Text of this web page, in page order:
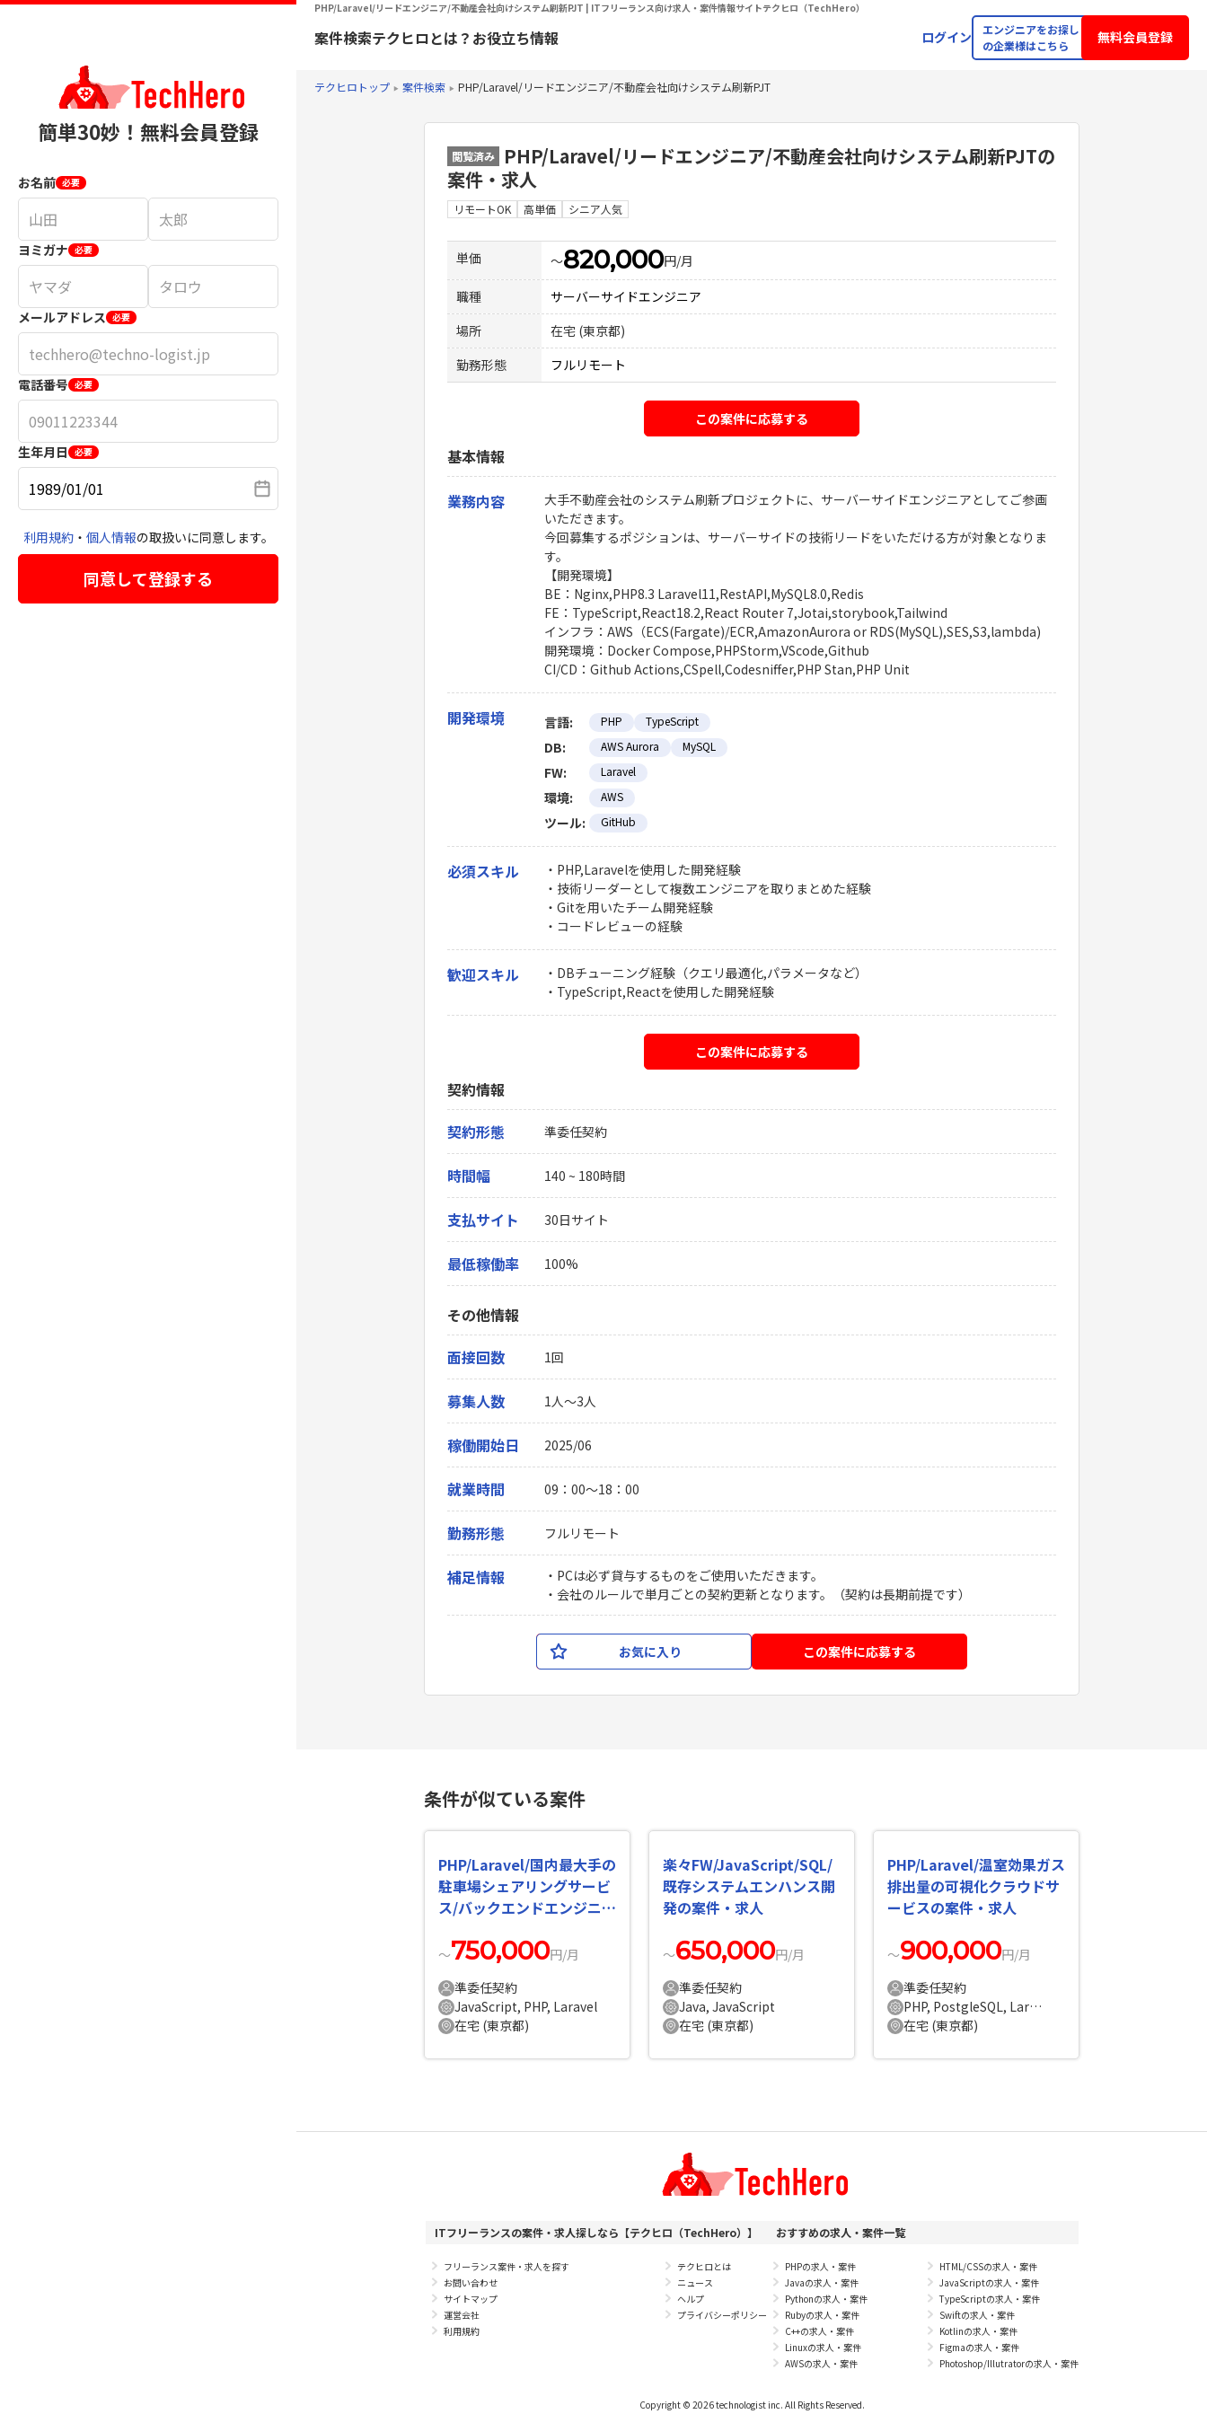
簡単30妙！無料会員登録
お名前 必要
ヨミガナ 必要
メールアドレス 必要
電話番号 必要
生年月日 必要
利用規約・ 個人情報の取扱いに同意します。
同意して登録する
PHP/Laravel/リードエンジニア/不動産会社向けシステム刷新PJT | ITフリーランス向け求人・案件情報サイトテクヒロ（TechHero）
案件検索テクヒロとは？ お役立ち情報 ログイン
エンジニアをお探し
の企業様はこちら
無料会員登録
テクヒロトップ 案件検索 PHP/Laravel/リードエンジニア/不動産会社向けシステム刷新PJT
閲覧済み PHP/Laravel/リードエンジニア/不動産会社向けシステム刷新PJTの
案件・求人
リモートOK 高単価 シニア人気
単価 〜820,000円/月
職種
サーバーサイドエンジニア
場所
在宅 (東京都)
勤務形態
フルリモート
この案件に応募する
基本情報
業務内容
大手不動産会社のシステム刷新プロジェクトに、サーバーサイドエンジニアとしてご参画
いただきます。
今回募集するポジションは、サーバーサイドの技術リードをいただける方が対象となりま
す。
【開発環境】
BE：Nginx,PHP8.3 Laravel11,RestAPI,MySQL8.0,Redis
FE：TypeScript,React18.2,React Router 7,Jotai,storybook,Tailwind
インフラ：AWS（ECS(Fargate)/ECR,AmazonAurora or RDS(MySQL),SES,S3,lambda)
開発環境：Docker Compose,PHPStorm,VScode,Github
CI/CD：Github Actions,CSpell,Codesniffer,PHP Stan,PHP Unit
開発環境 言語: PHP TypeScript
DB: AWS Aurora MySQL
FW: Laravel
環境: AWS
ツール: GitHub
必須スキル
・PHP,Laravelを使用した開発経験
・技術リーダーとして複数エンジニアを取りまとめた経験
・Gitを用いたチーム開発経験
・コードレビューの経験
歓迎スキル
・DBチューニング経験（クエリ最適化,パラメータなど）
・TypeScript,Reactを使用した開発経験
この案件に応募する
契約情報
契約形態
準委任契約
時間幅 140 ~ 180時間
支払サイト 30日サイト
最低稼働率 100%
その他情報
面接回数
1回
募集人数 1人～3人
稼働開始日 2025/06
就業時間 09：00〜18：00
勤務形態 フルリモート
補足情報
・PCは必ず貸与するものをご使用いただきます。
・会社のルールで単月ごとの契約更新となります。（契約は長期前提です）
お気に入り この案件に応募する
条件が似ている案件
PHP/Laravel/国内最大手の
駐車場シェアリングサービ
ス/バックエンドエンジニア
〜750,000円/月
準委任契約
JavaScript, PHP, Laravel
在宅 (東京都)
楽々FW/JavaScript/SQL/
既存システムエンハンス開
発の案件・求人
〜650,000円/月
準委任契約
Java, JavaScript
在宅 (東京都)
PHP/Laravel/温室効果ガス
排出量の可視化クラウドサ
ービスの案件・求人
〜900,000円/月
準委任契約
PHP, PostgleSQL, Laravel, AWS
在宅 (東京都)
ITフリーランスの案件・求人探しなら【テクヒロ（TechHero）】
フリーランス案件・求人を探す
お問い合わせ
サイトマップ
運営会社
利用規約
テクヒロとは
ニュース
ヘルプ
プライバシーポリシー
おすすめの求人・案件一覧
PHPの求人・案件
Javaの求人・案件
Pythonの求人・案件
Rubyの求人・案件
C++の求人・案件
Linuxの求人・案件
AWSの求人・案件
HTML/CSSの求人・案件
JavaScriptの求人・案件
TypeScriptの求人・案件
Swiftの求人・案件
Kotlinの求人・案件
Figmaの求人・案件
Photoshop/Illutratorの求人・案件
Copyright © 2026 technologist inc. All Rights Reserved.